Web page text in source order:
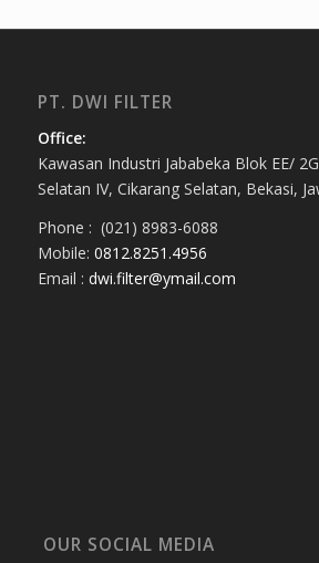
PT. DWI FILTER
Office:
Kawasan Industri Jababeka Blok EE/
Selatan IV, Cikarang Selatan, Bekasi,
Phone : (021) 8983-6088
Mobile: 0812.8251.4956
Email : dwi.filter@ymail.com
OUR SOCIAL MEDIA